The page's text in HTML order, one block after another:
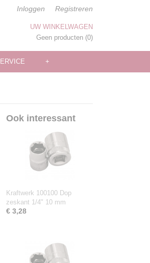
Inloggen Registreren
UW WINKELWAGEN
Geen producten (0)
+
Ook interessant
Kraftwerk 100100 Dop
zeskant 1/4" 10 mm
€ 3,28